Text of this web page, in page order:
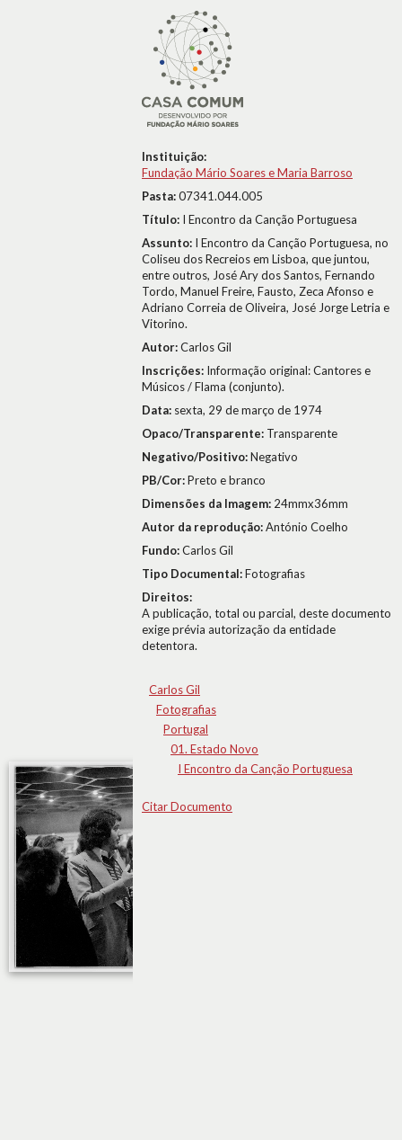
Instituição:
Fundação Mário Soares e Maria Barroso
Pasta:07341.044.005
Título: I Encontro da Canção Portuguesa
Assunto: I Encontro da Canção Portuguesa, no
Coliseu dos Recreios em Lisboa, que juntou,
entre outros, José Ary dos Santos, Fernando
Tordo, Manuel Freire, Fausto, Zeca Afonso e
Adriano Correia de Oliveira, José Jorge Letria e
Vitorino.
Autor:Carlos Gil
Inscrições: Informação original: Cantores e
Músicos / Flama (conjunto).
Data: sexta, 29 de março de 1974
Opaco/Transparente: Transparente
Negativo/Positivo:Negativo
PB/Cor:Preto e branco
Dimensões da Imagem: 24mmx36mm
Autor da reprodução:António Coelho
Fundo:Carlos Gil
Tipo Documental:Fotografias
Direitos:
A publicação, total ou parcial, deste documento
exige prévia autorização da entidade
detentora.
Carlos Gil
Fotografias
Portugal
01. Estado Novo
I Encontro da Canção Portuguesa
Citar Documento